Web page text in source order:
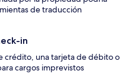
de traducción
in
crédito, una tarjeta de débito o
cargos imprevistos